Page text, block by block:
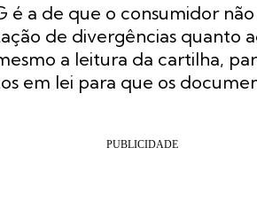
é a de que o consumidor
de divergências quanto
a leitura da cartilha,
em lei para que os